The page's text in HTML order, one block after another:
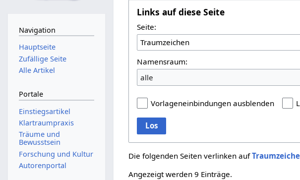
Links auf diese Seite
Seite:
Namensraum:
alle
Vorlageneinbindungen ausblenden
Los
Die folgenden Seiten verlinken auf
Angezeigt werden 9 Einträge.
Navigation
Hauptseite
Zufällige Seite
Alle Artikel
Portale
Einstiegsartikel
Klartraumpraxis
Träume und
Bewusstsein
Forschung und Kultur
Autorenportal